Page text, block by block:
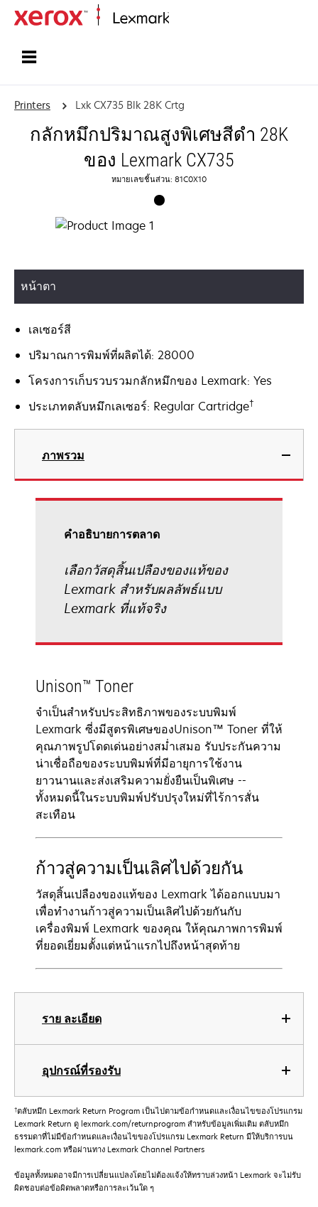
Printers Lxk CX735 Blk 28K Crtg
กลักหมึกปริมาณสูงพิเศษสีดำ 28K
ของ Lexmark CX735
หมายเลขชิ้นส่วน: 81C0X10
หน้าตา
เลเซอร์สี
ปริมาณการพิมพ์ที่ผลิตได้: 28000
โครงการเก็บรวบรวมกลักหมึกของ Lexmark: Yes
ประเภทตลับหมึกเลเซอร์: Regular Cartridge†
ภาพรวม
ราย ละเอียด
อุปกรณ์ที่รองรับ
คําอธิบายการตลาด
เลือกวัสดุสิ้นเปลืองของแท้ของ
Lexmark สำหรับผลลัพธ์แบบ
Lexmark ที่แท้จริง
Unison™ Toner
จำเป็นสำหรับประสิทธิภาพของระบบพิมพ์
Lexmark ซี่งมีสูตรพิเศษของUnison™ Toner ที่ให้
คุณภาพรูปโดดเด่นอย่างสม่ำเสมอ รับประกันความ
น่าเชื่อถือของระบบพิมพ์ที่มีอายุการใช้งาน
ยาวนานและส่งเสริมความยั่งยืนเป็นพิเศษ --
ทั้งหมดนี้ในระบบพิมพ์ปรับปรุงใหม่ที่ไร้การสั่น
สะเทือน
ก้าวสู่ความเป็นเลิศไปด้วยกัน
วัสดุสิ้นเปลืองของแท้ของ Lexmark ได้ออกแบบมา
เพื่อทำงานก้าวสู่ความเป็นเลิศไปด้วยกันกับ
เครื่องพิมพ์ Lexmark ของคุณ ให้คุณภาพการพิมพ์
ที่ยอดเยี่ยมตั้งแต่หน้าแรกไปถึงหน้าสุดท้าย
†ตลับหมึก Lexmark Return Program เป็นไปตามข้อกําหนดและเงื่อนไขของโปรแกรม
Lexmark Return ดู lexmark.com/returnprogram สําหรับข้อมูลเพิ่มเติม ตลับหมึก
ธรรมดาที่ไม่มีข้อกําหนดและเงื่อนไขของโปรแกรม Lexmark Return มีให้บริการบน
lexmark.com หรือผ่านทาง Lexmark Channel Partners
ข้อมูลทั้งหมดอาจมีการเปลี่ยนแปลงโดยไม่ต้องแจ้งให้ทราบล่วงหน้า Lexmark จะไม่รับ
ผิดชอบต่อข้อผิดพลาดหรือการละเว้นใด ๆ